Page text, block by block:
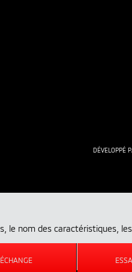
ÉCHANGE
DÉVELOPPÉ
le nom des caractéristiques,